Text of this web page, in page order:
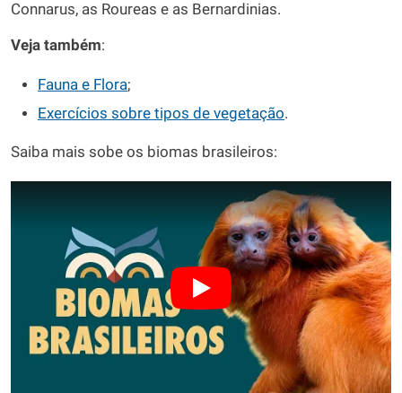
Connarus, as Roureas e as Bernardinias.
Veja também:
Fauna e Flora;
Exercícios sobre tipos de vegetação.
Saiba mais sobe os biomas brasileiros: